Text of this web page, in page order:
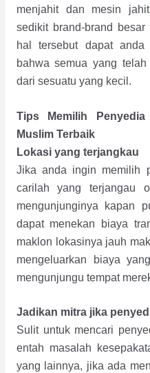
menjahit dan mesin
sedikit brand-brand
hal tersebut dapat anda
bahwa semua yang
dari sesuatu yang kecil.
Tips Memilih
Muslim Terbaik
Lokasi yang terjangkau
Jika anda ingin memilih
carilah yang terjangau
mengunjunginya kapan
dapat menekan biaya
maklon lokasinya jauh
mengeluarkan biaya
mengunjungu tempat
Jadikan mitra jika
Sulit untuk mencari
entah masalah
yang lainnya, jika ada